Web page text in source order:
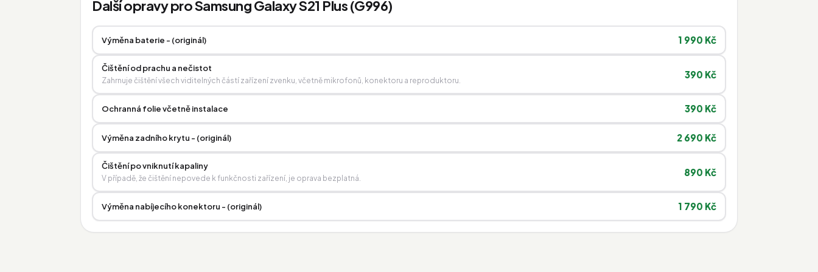
Další opravy pro Samsung Galaxy S21 Plus (G996)
Výměna baterie - (originál) 1 990 Kč
Čištění od prachu a nečistot
Zahrnuje čištění všech viditelných částí zařízení zvenku, včetně mikrofonů, konektoru a reproduktoru.
390 Kč
Ochranná folie včetně instalace 390 Kč
Výměna zadního krytu - (originál) 2 690 Kč
Čištění po vniknutí kapaliny
V případě, že čištění nepovede k funkčnosti zařízení, je oprava bezplatná.
890 Kč
Výměna nabíjecího konektoru - (originál) 1 790 Kč